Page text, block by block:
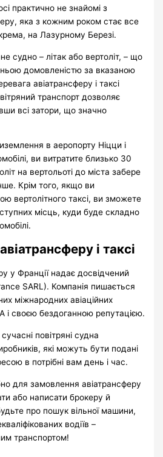
практично не знайомі з
яка з кожним роком стає все
на Лазурному Березі.
судно – літак або вертоліт, – що
домовленістю за вказаною
авіатрансферу і таксі
транспорт дозволяє
всі затори, що значно
в аеропорту Ніцци і
ви витратите близько 30
на вертольоті до міста забере
Крім того, якщо ви
вертолітного таксі, ви зможете
місць, куди буде складно
і таксі
у Франції надає досвідчений
SARL). Компанія пишається
міжнародних авіаційних
і своєю бездоганною репутацією.
повітряні судна
які можуть бути подані
в потрібні вам день і час.
для замовлення авіатрансферу
або написати брокеру й
про пошук вільної машини,
водіїв –
транспортом!